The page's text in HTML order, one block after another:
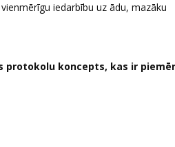
iedarbību uz ādu, mazāku
koncepts, kas ir